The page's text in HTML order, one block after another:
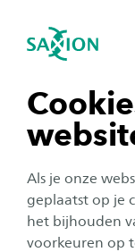
Als je onze
geplaatst op je
het bijhouden
voorkeuren op
Navigatie openen
tonen
tonen
tonen
sluiten
Wil je jouw
doorgroeien
versterken?